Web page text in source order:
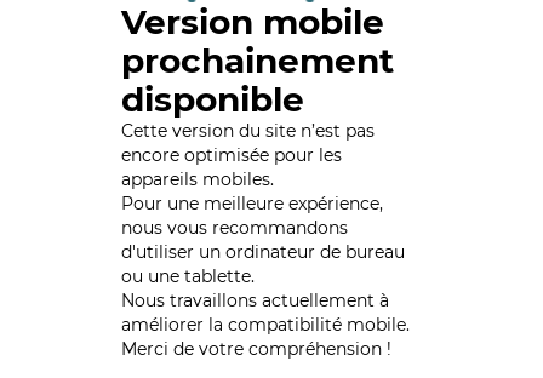
Version mobile
prochainement
disponible
Cette version du site n’est pas
encore optimisée pour les
appareils mobiles.
Pour une meilleure expérience,
nous vous recommandons
d'utiliser un ordinateur de bureau
ou une tablette.
Nous travaillons actuellement à
améliorer la compatibilité mobile.
Merci de votre compréhension !